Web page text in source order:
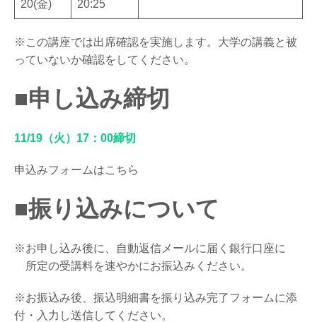
20(金) 20:25
※この講座では出席確認を実施します。大学の講義と被
っていないか確認をしてください。
■申し込み締切
11/19（火）17：00締切
申込みフォームはこちら
■振り込みについて
※お申し込み後に、自動返信メールに届く銀行口座に
所定の受講料を速やかにお振込みください。
※お振込み後、振込明細書を振り込み完了フォームに添
付・入力し送信してください。